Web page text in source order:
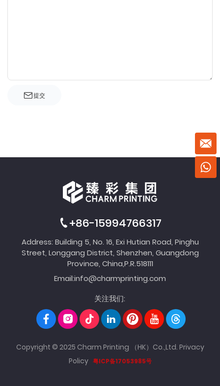
提交
+86-15994766317
Address: Building 5, No. 16, Exi Hutian Road, Pinghu
Street, Longgang District, Shenzhen, Guangdong
Province, China,P.R.518111
Email:info@charmprinting.com
关注我们:
Copyright © 2025 Charm Printing （HK）Co.,Ltd. Privacy
Policy 粤ICP备17053985号